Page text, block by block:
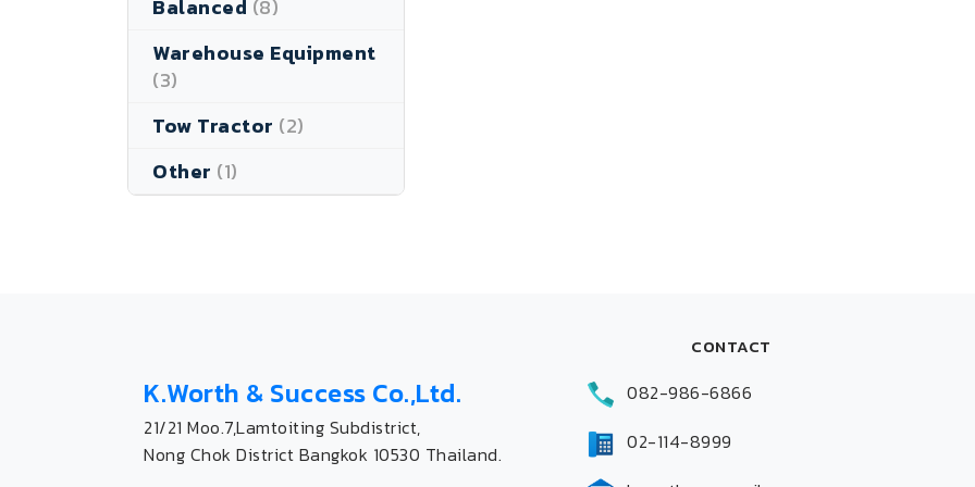
Balanced (8)
Warehouse Equipment
(3)
Tow Tractor (2)
Other (1)
CONTACT
K.Worth & Success Co.,Ltd.
21/21 Moo.7,Lamtoiting Subdistrict,
Nong Chok District Bangkok 10530 Thailand.
082-986-6866
02-114-8999